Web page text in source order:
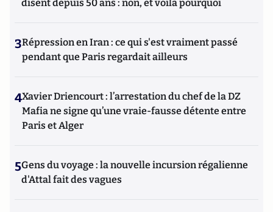
disent depuis 50 ans : non, et voilà pourquoi
3Répression en Iran : ce qui s'est vraiment passé
pendant que Paris regardait ailleurs
4Xavier Driencourt : l’arrestation du chef de la DZ
Mafia ne signe qu’une vraie-fausse détente entre
Paris et Alger
5Gens du voyage : la nouvelle incursion régalienne
d'Attal fait des vagues